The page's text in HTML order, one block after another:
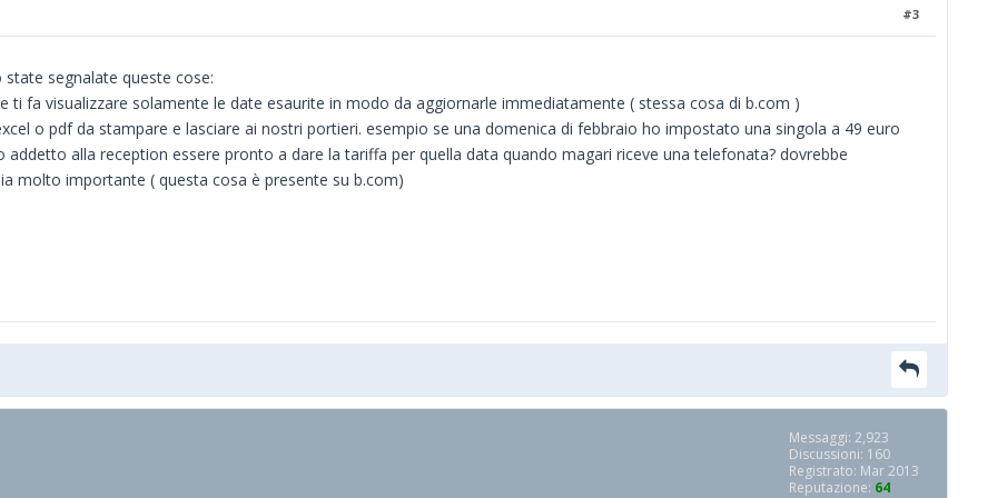
#3
segnalate queste cose:
fa visualizzare solamente le date esaurite in modo da aggiornarle immediatamente ( stessa cosa di b.com )
o pdf da stampare e lasciare ai nostri portieri. esempio se una domenica di febbraio ho impostato una singola a 49 euro
alla reception essere pronto a dare la tariffa per quella data quando magari riceve una telefonata? dovrebbe
molto importante ( questa cosa è presente su b.com)
Messaggi: 2,923
Discussioni: 160
Registrato: Mar 2013
Reputazione: 64